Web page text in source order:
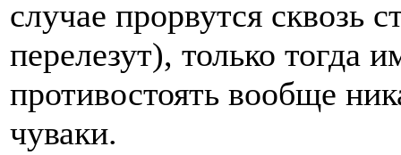
случае прорвутся сквозь
перелезут), только тогда
противостоять вообще
чуваки.